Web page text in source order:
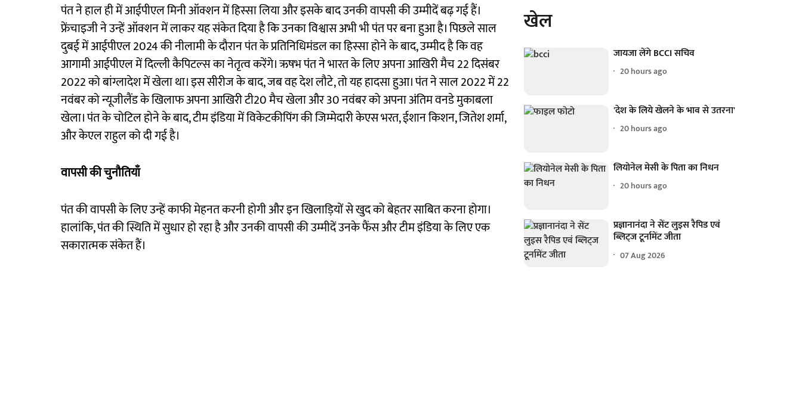
पंत ने हाल ही में आईपीएल मिनी ऑक्शन में हिस्सा लिया और इसके बाद उनकी वापसी की उम्मीदें बढ़ गई हैं।
फ्रेंचाइजी ने उन्हें ऑक्शन में लाकर यह संकेत दिया है कि उनका विश्वास अभी भी पंत पर बना हुआ है। पिछले साल
दुबई में आईपीएल 2024 की नीलामी के दौरान पंत के प्रतिनिधिमंडल का हिस्सा होने के बाद, उम्मीद है कि वह
आगामी आईपीएल में दिल्ली कैपिटल्स का नेतृत्व करेंगे। ऋषभ पंत ने भारत के लिए अपना आखिरी मैच 22 दिसंबर
2022 को बांग्लादेश में खेला था। इस सीरीज के बाद, जब वह देश लौटे, तो यह हादसा हुआ। पंत ने साल 2022 में 22
नवंबर को न्यूजीलैंड के खिलाफ अपना आखिरी टी20 मैच खेला और 30 नवंबर को अपना अंतिम वनडे मुकाबला
खेला। पंत के चोटिल होने के बाद, टीम इंडिया में विकेटकीपिंग की जिम्मेदारी केएस भरत, ईशान किशन, जितेश शर्मा,
और केएल राहुल को दी गई है।
वापसी की चुनौतियाँ
पंत की वापसी के लिए उन्हें काफी मेहनत करनी होगी और इन खिलाड़ियों से खुद को बेहतर साबित करना होगा।
हालांकि, पंत की स्थिति में सुधार हो रहा है और उनकी वापसी की उम्मीदें उनके फैंस और टीम इंडिया के लिए एक
सकारात्मक संकेत हैं।
खेल
जायजा लेंगे BCCI सचिव
20 hours ago
'देश के लिये खेलने के भाव से उतरना'
20 hours ago
लियोनेल मेसी के पिता का निधन
20 hours ago
प्रज्ञानानंदा ने सेंट लुइस रैपिड एवं
ब्लिट्ज टूर्नामेंट जीता
07 Aug 2026